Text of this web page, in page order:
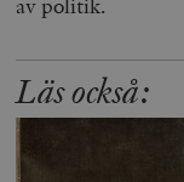
Läs också: